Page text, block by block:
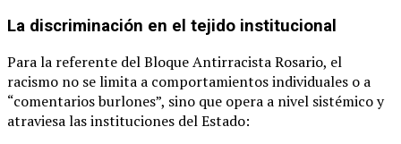
La discriminación en el tejido institucional
Para la referente del Bloque Antirracista Rosario, el
racismo no se limita a comportamientos individuales o a
“comentarios burlones”, sino que opera a nivel sistémico y
atraviesa las instituciones del Estado: